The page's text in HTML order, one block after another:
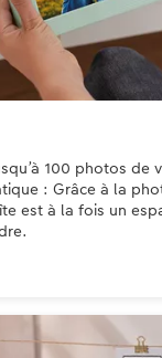
100 photos de
: Grâce à la
est à la fois un